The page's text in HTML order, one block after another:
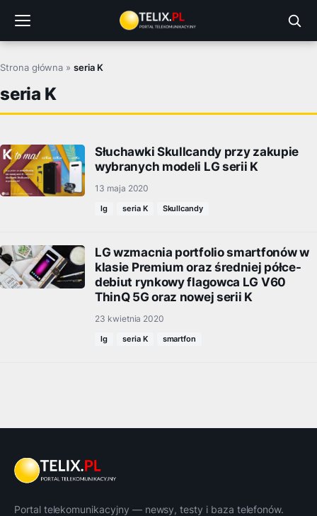
treści
Strona główna »seria K
seria K
Słuchawki Skullcandy przy zakupie
wybranych modeli LG serii K
13 maja 2020
lg seria K Skullcandy
LG wzmacnia portfolio smartfonów w
klasie Premium oraz średniej półce-
debiut rynkowy flagowca LG V60
ThinQ 5G oraz nowej serii K
23 kwietnia 2020
lg seria K smartfon
Portal telekomunikacyjny — newsy, testy i baza telefonów.